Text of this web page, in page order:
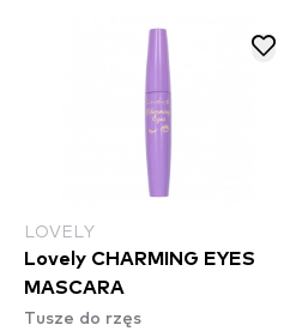
LOVELY
Lovely CHARMING EYES
MASCARA
Tusze do rzęs